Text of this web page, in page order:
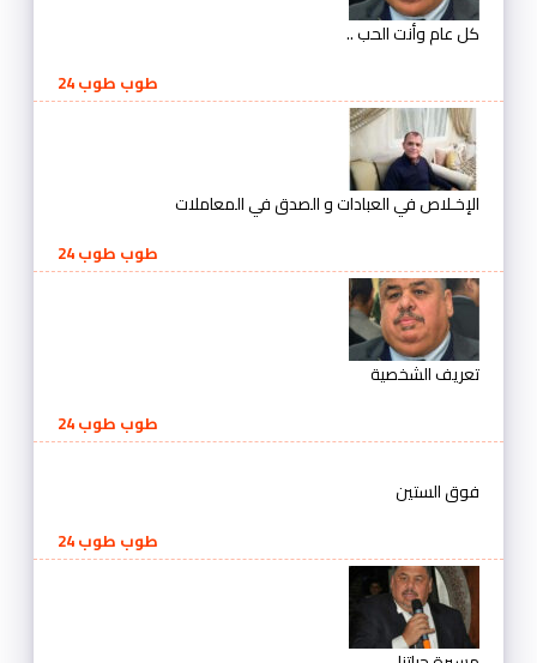
كل عام وأنت الحب ..
طوب طوب 24
الإخـلاص في العبادات و الصدق في المعاملات
طوب طوب 24
تعريف الشخصية
طوب طوب 24
فوق الستين
طوب طوب 24